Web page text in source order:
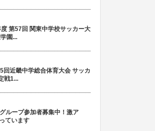
第57回 関東中学校サッカー大
園...
回近畿中学総合体育大会 サッカ
戦1...
ループ参加者募集中！激ア
ています